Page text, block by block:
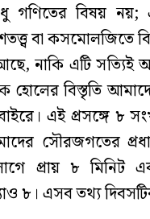
বিষয় নয়;
বা কসমোলজিতে
নাকি এটি সত্যিই
হোলের বিস্তৃতি
এই প্রসঙ্গে ৮
সৌরজগতের
প্রায় ৮ মিনিট
৮। এসব তথ্য